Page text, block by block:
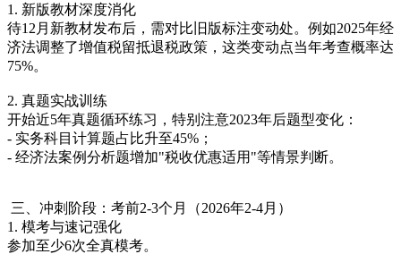
1. 新版教材深度消化
待12月新教材发布后，需对比旧版标注变动处。例如2025年经
济法调整了增值税留抵退税政策，这类变动点当年考查概率达
75%。
2. 真题实战训练
开始近5年真题循环练习，特别注意2023年后题型变化：
- 实务科目计算题占比升至45%；
- 经济法案例分析题增加"税收优惠适用"等情景判断。
三、冲刺阶段：考前2-3个月（2026年2-4月）
1. 模考与速记强化
参加至少6次全真模考。